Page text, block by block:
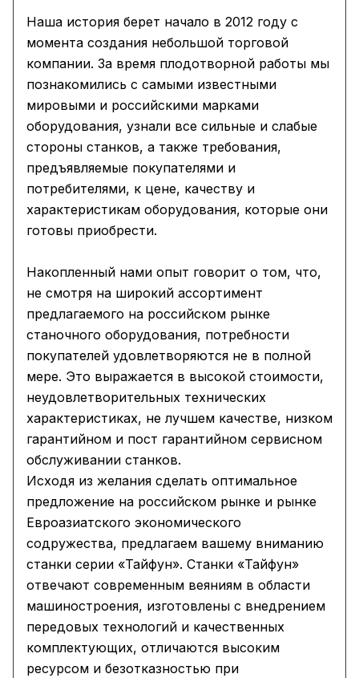
Наша история берет начало в 2012 году с
момента создания небольшой торговой
компании. За время плодотворной работы мы
познакомились с самыми известными
мировыми и российскими марками
оборудования, узнали все сильные и слабые
стороны станков, а также требования,
предъявляемые покупателями и
потребителями, к цене, качеству и
характеристикам оборудования, которые они
готовы приобрести.
Накопленный нами опыт говорит о том, что,
не смотря на широкий ассортимент
предлагаемого на российском рынке
станочного оборудования, потребности
покупателей удовлетворяются не в полной
мере. Это выражается в высокой стоимости,
неудовлетворительных технических
характеристиках, не лучшем качестве, низком
гарантийном и пост гарантийном сервисном
обслуживании станков.
Исходя из желания сделать оптимальное
предложение на российском рынке и рынке
Евроазиатского экономического
содружества, предлагаем вашему вниманию
станки серии «Тайфун». Станки «Тайфун»
отвечают современным веяниям в области
машиностроения, изготовлены с внедрением
передовых технологий и качественных
комплектующих, отличаются высоким
ресурсом и безотказностью при